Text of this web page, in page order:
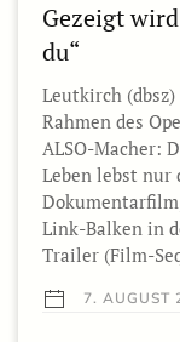
Gezeigt
du“
Leutkirch
Rahmen des
ALSO-Macher:
Leben lebst nur
Link-Balken in
Trailer (Film-
7. AUGUST